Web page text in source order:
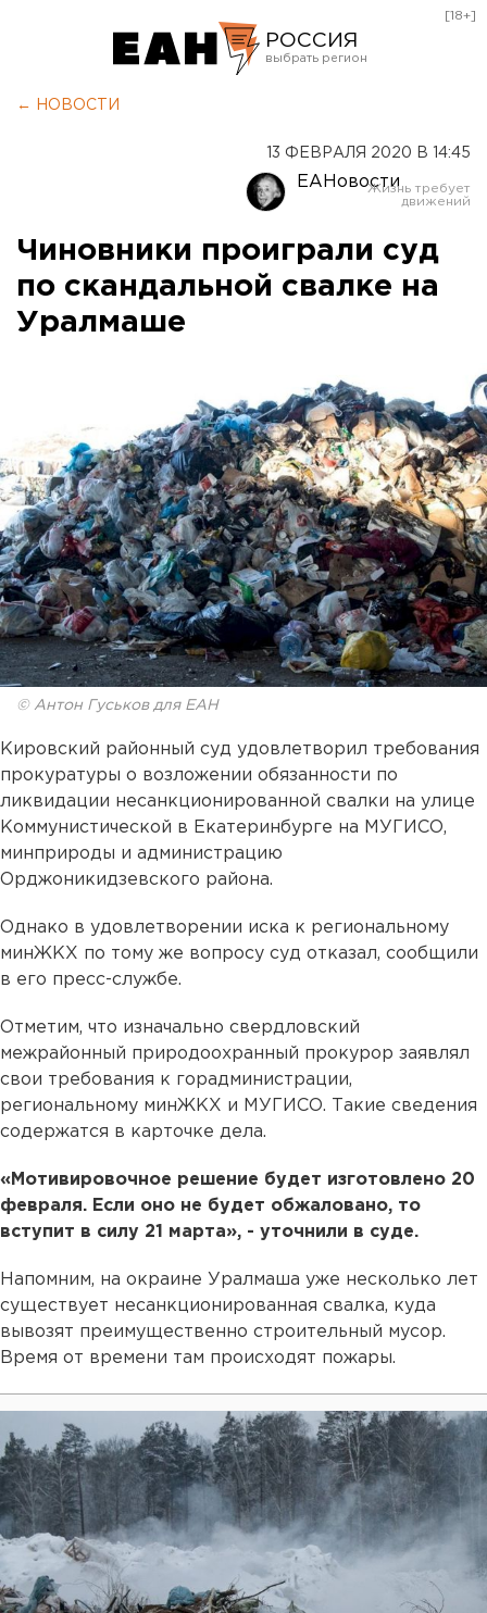
РОССИЯ
Оренбург
[18+]
← НОВОСТИ
13 ФЕВРАЛЯ 2020 В 14:45
ЕАНовости
Чиновники проиграли суд
по скандальной свалке на
Уралмаше
© Антон Гуськов для ЕАН
Кировский районный суд удовлетворил требования
прокуратуры о возложении обязанности по
ликвидации несанкционированной свалки на улице
Коммунистической в Екатеринбурге на МУГИСО,
минприроды и администрацию
Орджоникидзевского района.
Однако в удовлетворении иска к региональному
минЖКХ по тому же вопросу суд отказал, сообщили
в его пресс-службе.
Отметим, что изначально свердловский
межрайонный природоохранный прокурор заявлял
свои требования к горадминистрации,
региональному минЖКХ и МУГИСО. Такие сведения
содержатся в карточке дела.
«Мотивировочное решение будет изготовлено 20
февраля. Если оно не будет обжаловано, то
вступит в силу 21 марта», - уточнили в суде.
Напомним, на окраине Уралмаша уже несколько лет
существует несанкционированная свалка, куда
вывозят преимущественно строительный мусор.
Время от времени там происходят пожары.